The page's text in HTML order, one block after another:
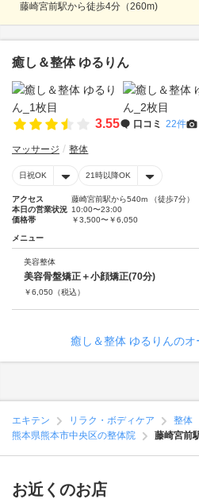
藤崎宮前駅から徒歩4分（260m)
癒し＆整体 ゆるりん
3.55 口コミ 22件
マッサージ 整体
日祝OK 21時以降OK
アクセス
藤崎宮前駅から540m （徒歩7分）
本日の営業状況 10:00〜23:00
価格帯
￥3,500〜￥6,050
メニュー
美容整体
美容骨盤矯正＋小顔矯正(70分)
￥6,050 （税込）
癒し＆整体 ゆるりんのオ
エキテン リラク・ボディケア 整体
熊本県熊本市中央区の整体院
藤崎宮前
お近くのお店